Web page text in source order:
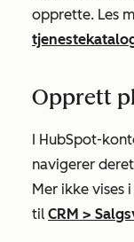
opprette. Les
Opprett
I HubSpot-
navigerer
Mer ikke vises
til CRM >